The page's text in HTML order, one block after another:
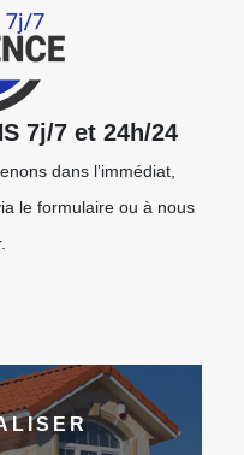
7j/7 et 24h/24
dans l’immédiat,
le formulaire ou à nous